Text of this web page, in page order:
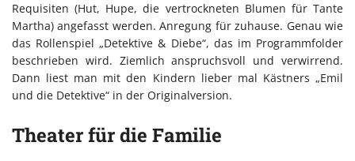
Requisiten (Hut, Hupe, die vertrockneten Blumen für Tante
Martha) angefasst werden. Anregung für zuhause. Genau wie
das Rollenspiel „Detektive & Diebe“, das im Programmfolder
beschrieben wird. Ziemlich anspruchsvoll und verwirrend.
Dann liest man mit den Kindern lieber mal Kästners „Emil
und die Detektive“ in der Originalversion.
Theater für die Familie